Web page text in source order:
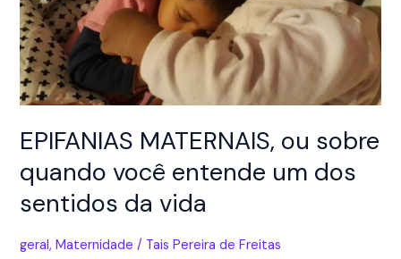
EPIFANIAS MATERNAIS, ou sobre
quando você entende um dos
sentidos da vida
geral,Maternidade / Tais Pereira de Freitas